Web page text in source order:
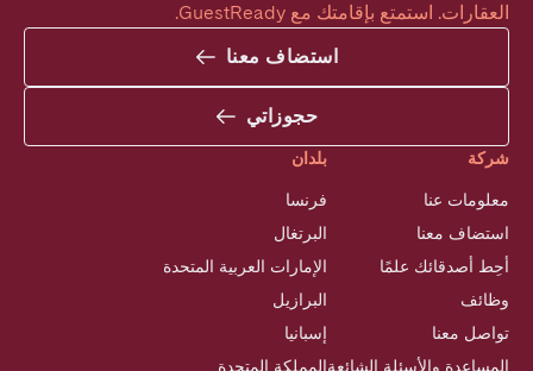
العقارات. استمتع بإقامتك مع GuestReady.
استضاف معنا
حجوزاتي
شركة
معلومات عنا
استضاف معنا
أحِط أصدقائك علمًا
وظائف
تواصل معنا
المساعدة والأسئلة الشائعة
بلدان
فرنسا
البرتغال
الإمارات العربية المتحدة
البرازيل
إسبانيا
المملكة المتحدة